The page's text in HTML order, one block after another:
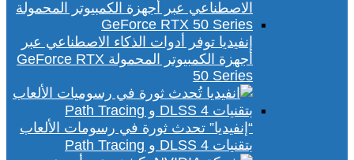
إنفيديا توفر أدوات الذكاء الاصطناعي عبر
أجهزة الكمبيوتر المحمولة GeForce RTX
50 Series
“إنفيديا” تحدث ثورة في رسومات الألعاب
بتقنيات DLSS 4 و Path Tracing